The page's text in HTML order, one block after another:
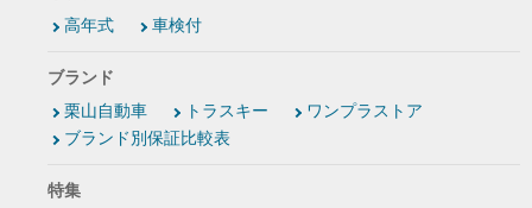
高年式
車検付
ブランド
栗山自動車
トラスキー
ワンプラストア
ブランド別保証比較表
特集